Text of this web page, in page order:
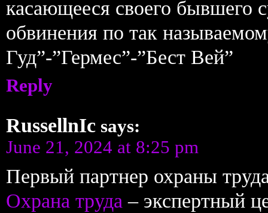
касающееся своего бывшего
обвинения по так
Гуд”-”Гермес”-”Бест Вей”
Reply
RussellnIc says:
June 21, 2024 at 8:25 pm
Первый партнер охраны
Охрана труда – экспертный